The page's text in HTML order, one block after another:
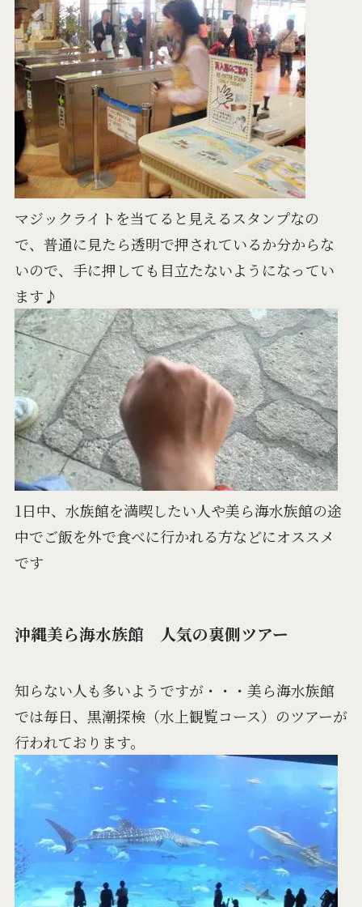
マジックライトを当てると見えるスタンプなの
で、普通に見たら透明で押されているか分からな
いので、手に押しても目立たないようになってい
ます♪
1日中、水族館を満喫したい人や美ら海水族館の途
中でご飯を外で食べに行かれる方などにオススメ
です
沖縄美ら海水族館 人気の裏側ツアー
知らない人も多いようですが・・・美ら海水族館
では毎日、黒潮探検（水上観覧コース）のツアーが
行われております。